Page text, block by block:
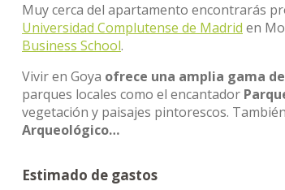
Muy cerca del apartamento encontrarás
Universidad Complutense de Madrid en
Business School.
Vivir en Goya ofrece una amplia gama
parques locales como el encantador
vegetación y paisajes pintorescos.
Arqueológico…
Estimado de gastos